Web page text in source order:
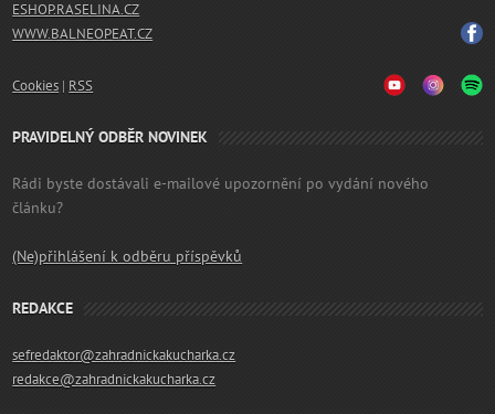
ESHOP.RASELINA.CZ
WWW.BALNEOPEAT.CZ
Cookies | RSS
PRAVIDELNÝ ODBĚR NOVINEK
Rádi byste dostávali e-mailové upozornění po vydání nového
článku?
(Ne)přihlášení k odběru příspěvků
REDAKCE
sefredaktor@zahradnickakucharka.cz
redakce@zahradnickakucharka.cz